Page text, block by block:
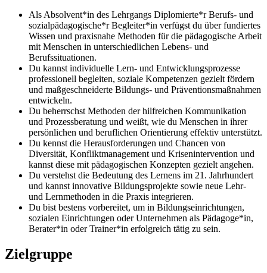
Als Absolvent*in des Lehrgangs Diplomierte*r Berufs- und
sozialpädagogische*r Begleiter*in verfügst du über fundiertes
Wissen und praxisnahe Methoden für die pädagogische Arbeit
mit Menschen in unterschiedlichen Lebens- und
Berufssituationen.
Du kannst individuelle Lern- und Entwicklungsprozesse
professionell begleiten, soziale Kompetenzen gezielt fördern
und maßgeschneiderte Bildungs- und Präventionsmaßnahmen
entwickeln.
Du beherrschst Methoden der hilfreichen Kommunikation
und Prozessberatung und weißt, wie du Menschen in ihrer
persönlichen und beruflichen Orientierung effektiv unterstützt.
Du kennst die Herausforderungen und Chancen von
Diversität, Konfliktmanagement und Krisenintervention und
kannst diese mit pädagogischen Konzepten gezielt angehen.
Du verstehst die Bedeutung des Lernens im 21. Jahrhundert
und kannst innovative Bildungsprojekte sowie neue Lehr-
und Lernmethoden in die Praxis integrieren.
Du bist bestens vorbereitet, um in Bildungseinrichtungen,
sozialen Einrichtungen oder Unternehmen als Pädagoge*in,
Berater*in oder Trainer*in erfolgreich tätig zu sein.
Zielgruppe